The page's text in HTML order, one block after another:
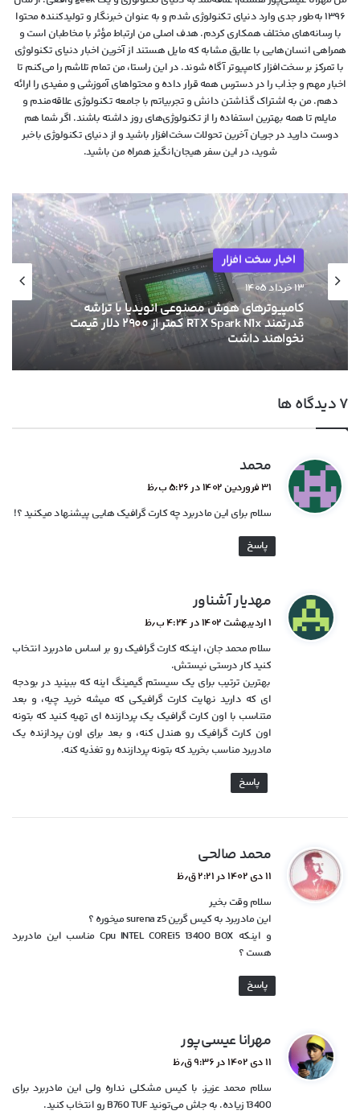
۱۳۹۶ به‌طور جدی وارد دنیای تکنولوژی شدم و به عنوان خبرنگار و تولیدکننده محتوا
با رسانه‌های مختلف همکاری کردم. هدف اصلی من ارتباط مؤثر با مخاطبان است و
همراهی انسان‌هایی با علایق مشابه که مایل هستند از آخرین اخبار دنیای تکنولوژی
با تمرکز بر سخت‌افزار کامپیوتر آگاه شوند. در این راستا، من تمام تلاشم را می‌کنم تا
اخبار مهم و جذاب را در دسترس همه قرار داده و محتواهای آموزشی و مفیدی را ارائه
دهم. من به اشتراک گذاشتن دانش و تجربیاتم با جامعه تکنولوژی علاقه‌مندم و
مایلم تا همه بهترین استفاده را از تکنولوژی‌های روز داشته باشند. اگر شما هم
دوست دارید در جریان آخرین تحولات سخت‌افزار باشید و از دنیای تکنولوژی‌ باخبر
شوید، در این سفر هیجان‌انگیز همراه من باشید.
اخبار سخت افزار
۱۳ خرداد ۱۴۰۵
کامپیوترهای هوش مصنوعی انویدیا با تراشه
قدرتمند RTX Spark N1x کمتر از ۲۹۰۰ دلار قیمت
نخواهند داشت
‫۷ دیدگاه ها
محمد
:
۳۱ فروردین ۱۴۰۲ در ۵:۲۶ ب٫ظ
سلام برای این مادربرد چه کارت گرافیک هایی پیشنهاد میکنید ؟!
پاسخ
مهدیار آشناور
:
۱ اردیبهشت ۱۴۰۲ در ۴:۲۴ ب٫ظ
سلام محمد جان، اینکه کارت گرافیک رو بر اساس مادربرد انتخاب
کنید کار درستی نیستش.
بهترین ترتیب برای یک سیستم گیمینگ اینه که ببینید در بودجه
ای که دارید نهایت کارت گرافیکی که میشه خرید چیه، و بعد
متناسب با اون کارت گرافیک یک پردازنده ای تهیه کنید که بتونه
اون کارت گرافیک رو هندل کنه، و بعد برای اون پردازنده یک
مادربرد مناسب بخرید که بتونه پردازنده رو تغذیه کنه.
پاسخ
محمد صالحی
ف
۱۱ دی ۱۴۰۲ در ۲:۲۱ ق٫ظ
سلام وقت بخیر
این مادربرد به کیس گرین surena z5 میخوره ؟
و اینکه Cpu INTEL COREi5 13400 BOX مناسب این مادربرد
هست ؟
پاسخ
مهرانا عیسی‌پور
ف
:
۱۱ دی ۱۴۰۲ در ۹:۳۶ ق٫ظ
سلام محمد عزیز. با کیس مشکلی نداره ولی این مادربرد برای
13400 زیاده. به جاش می‌تونید B760 TUF رو انتخاب کنید.